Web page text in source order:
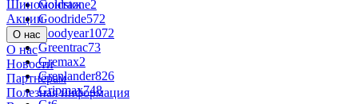
Goldstone2
Goodride572
Goodyear1072
Greentrac73
Gremax2
Grenlander826
Gripmax748
Шиномонтаж
Акции
О нас
О нас
Новости
Партнёрам
Полезная информация